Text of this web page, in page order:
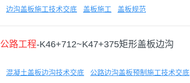
边沟盖板施工技术交底 盖板施工 盖板规范
公路工程-K46+712~K47+375矩形盖板边沟
混凝土盖板边沟技术交底 公路边沟盖板预制施工技术交底